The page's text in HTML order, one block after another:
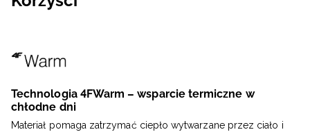
Technologia 4FWarm – wsparcie termiczne w
chłodne dni
Materiał pomaga zatrzymać ciepło wytwarzane przez ciało i